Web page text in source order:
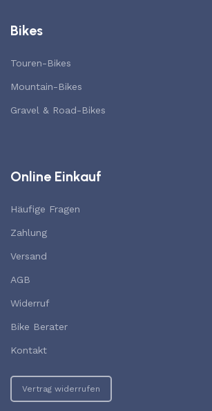
Bikes
Touren-Bikes
Mountain-Bikes
Gravel & Road-Bikes
Online Einkauf
Häufige Fragen
Zahlung
Versand
AGB
Widerruf
Bike Berater
Kontakt
Vertrag widerrufen